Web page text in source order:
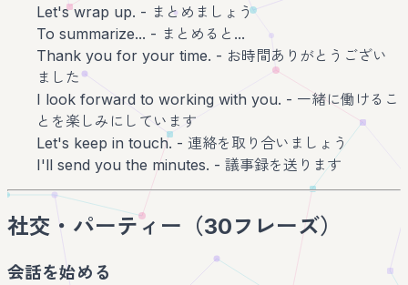
Let's wrap up. - まとめましょう
To summarize... - まとめると...
Thank you for your time. - お時間ありがとうござい
ました
I look forward to working with you. - 一緒に働けるこ
とを楽しみにしています
Let's keep in touch. - 連絡を取り合いましょう
I'll send you the minutes. - 議事録を送ります
社交・パーティー（30フレーズ）
会話を始める